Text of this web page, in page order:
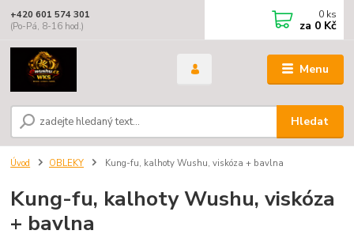
Menu
Hledat
+420 601 574 301
(Po-Pá, 8-16 hod.)
0 ks
za 0 Kč
Úvod OBLEKY Kung-fu, kalhoty Wushu, viskóza + bavlna
Kung-fu, kalhoty Wushu, viskóza
+ bavlna